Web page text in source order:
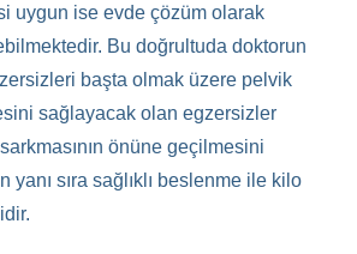
uygun ise evde çözüm olarak
Bu doğrultuda doktorun
başta olmak üzere pelvik
sağlayacak olan egzersizler
önüne geçilmesini
yanı sıra sağlıklı beslenme ile kilo